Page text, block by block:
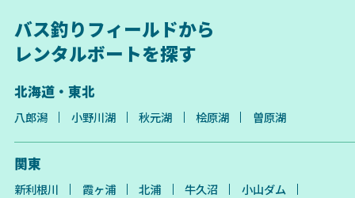
バス釣りフィールドから
レンタルボートを探す
北海道・東北
八郎潟 小野川湖 秋元湖 桧原湖 曽原湖
関東
新利根川 霞ヶ浦 北浦 牛久沼
小山ダム